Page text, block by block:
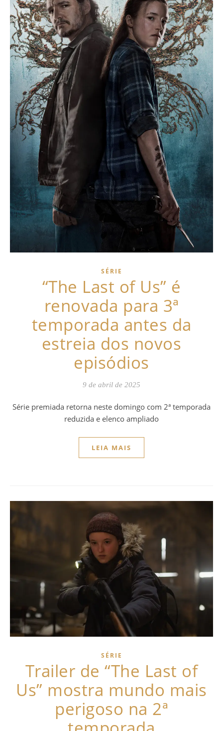
SÉRIE
“The Last of Us” é
renovada para 3ª
temporada antes da
estreia dos novos
episódios
9 de abril de 2025
Série premiada retorna neste domingo com 2ª temporada
reduzida e elenco ampliado
LEIA MAIS
SÉRIE
Trailer de “The Last of
Us” mostra mundo mais
perigoso na 2ª